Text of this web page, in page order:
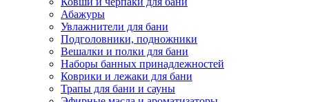
Абажуры
Увлажнители для бани
Подголовники, подножники
Вешалки и полки для бани
Наборы банных принадлежностей
Коврики и лежаки для бани
Трапы для бани и сауны